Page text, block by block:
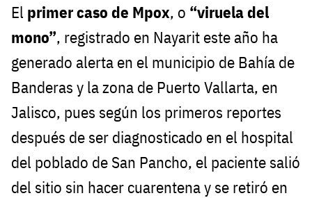
El primer caso de Mpox, o “viruela del
mono”, registrado en Nayarit este año ha
generado alerta en el municipio de Bahía de
Banderas y la zona de Puerto Vallarta, en
Jalisco, pues según los primeros reportes
después de ser diagnosticado en el hospital
del poblado de San Pancho, el paciente salió
del sitio sin hacer cuarentena y se retiró en